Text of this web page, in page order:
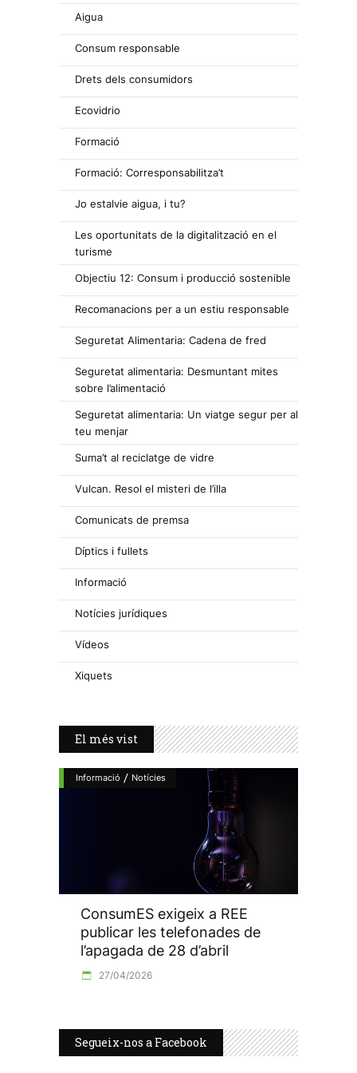
Aigua
Consum responsable
Drets dels consumidors
Ecovidrio
Formació
Formació: Corresponsabilitza’t
Jo estalvie aigua, i tu?
Les oportunitats de la digitalització en el
turisme
Objectiu 12: Consum i producció sostenible
Recomanacions per a un estiu responsable
Seguretat Alimentaria: Cadena de fred
Seguretat alimentaria: Desmuntant mites
sobre l’alimentació
Seguretat alimentaria: Un viatge segur per al
teu menjar
Suma’t al reciclatge de vidre
Vulcan. Resol el misteri de l’illa
Comunicats de premsa
Díptics i fullets
Informació
Notícies jurídiques
Vídeos
Xiquets
El més vist
Informació / Notícies
ConsumES exigeix a REE
publicar les telefonades de
l’apagada de 28 d’abril
27/04/2026
Segueix-nos a Facebook